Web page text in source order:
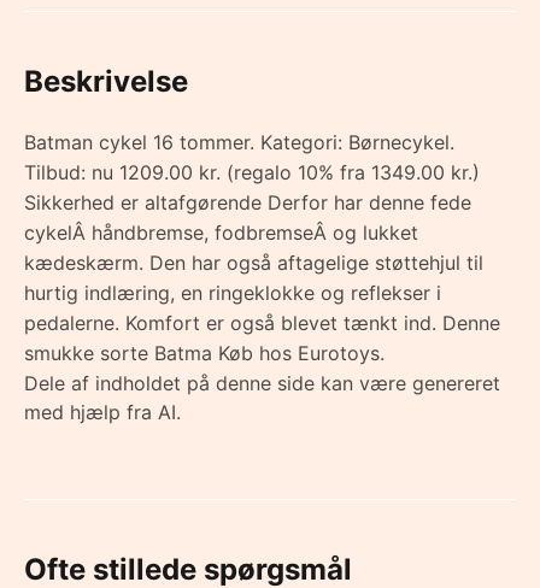
Beskrivelse
Batman cykel 16 tommer. Kategori: Børnecykel.
Tilbud: nu 1209.00 kr. (regalo 10% fra 1349.00 kr.)
Sikkerhed er altafgørende Derfor har denne fede
cykelÂ håndbremse, fodbremseÂ og lukket
kædeskærm. Den har også aftagelige støttehjul til
hurtig indlæring, en ringeklokke og reflekser i
pedalerne. Komfort er også blevet tænkt ind. Denne
smukke sorte Batma Køb hos Eurotoys.
Dele af indholdet på denne side kan være genereret
med hjælp fra AI.
Ofte stillede spørgsmål